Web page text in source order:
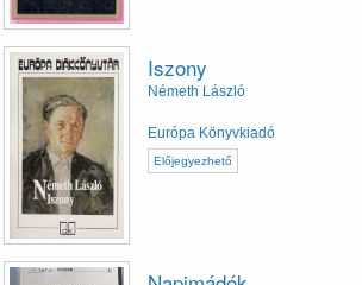
Iszony
Németh László
Európa Könyvkiadó
Előjegyezhető